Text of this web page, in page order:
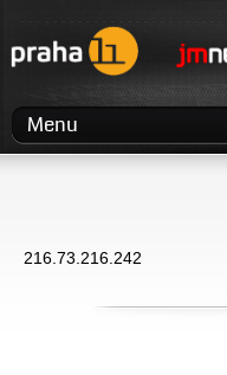
Menu
216.73.216.242